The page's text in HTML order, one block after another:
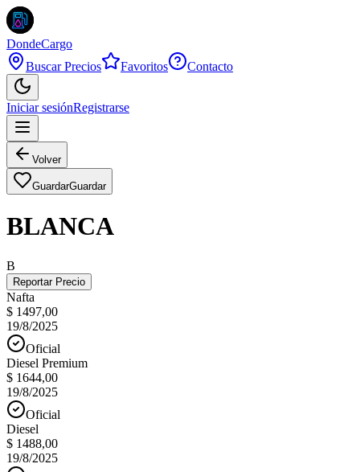
DondeCargo
Buscar Precios
Favoritos Contacto
Iniciar sesiónRegistrarse
Volver
GuardarGuardar
BLANCA
B
Reportar Precio
Nafta
$ 1497,00
19/8/2025
Oficial
Diesel Premium
$ 1644,00
19/8/2025
Oficial
Diesel
$ 1488,00
19/8/2025